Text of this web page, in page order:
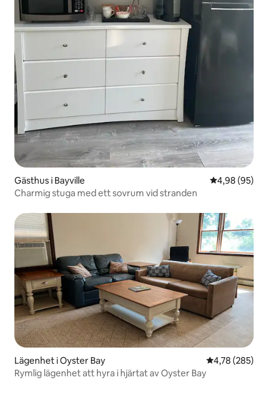
Gästhus i Bayville 4,98 av 5 i
4,98 (95)
Charmig stuga med ett sovrum vid stranden
Lägenhet i Oyster Bay 4,78 av 5 i
4,78 (285)
Rymlig lägenhet att hyra i hjärtat av Oyster Bay